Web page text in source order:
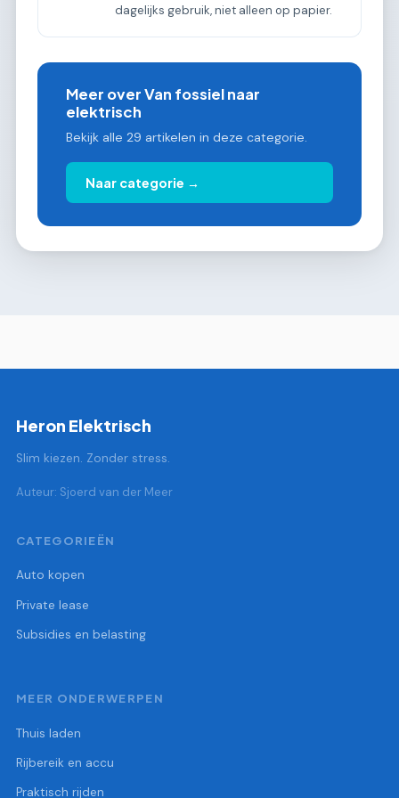
dagelijks gebruik, niet alleen op papier.
Meer over Van fossiel naar
elektrisch
Bekijk alle 29 artikelen in deze categorie.
Naar categorie →
Heron Elektrisch
Slim kiezen. Zonder stress.
Auteur: Sjoerd van der Meer
CATEGORIEËN
Auto kopen
Private lease
Subsidies en belasting
MEER ONDERWERPEN
Thuis laden
Rijbereik en accu
Praktisch rijden